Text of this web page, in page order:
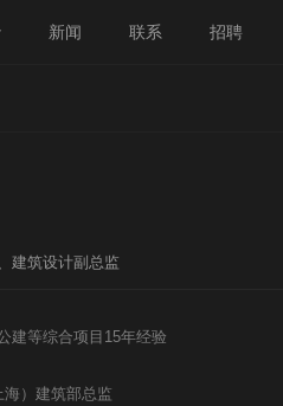
新闻 联系 招聘
建筑设计副总监
建等综合项目15年经验
）建筑部总监